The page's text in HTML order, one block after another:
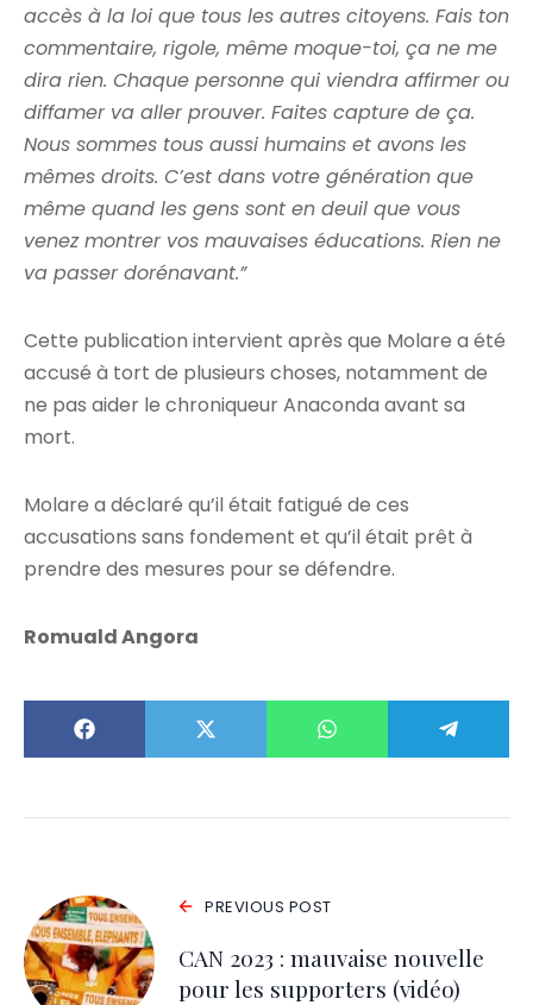
accès à la loi que tous les autres citoyens. Fais ton
commentaire, rigole, même moque-toi, ça ne me
dira rien. Chaque personne qui viendra affirmer ou
diffamer va aller prouver. Faites capture de ça.
Nous sommes tous aussi humains et avons les
mêmes droits. C’est dans votre génération que
même quand les gens sont en deuil que vous
venez montrer vos mauvaises éducations. Rien ne
va passer dorénavant.”
Cette publication intervient après que Molare a été
accusé à tort de plusieurs choses, notamment de
ne pas aider le chroniqueur Anaconda avant sa
mort.
Molare a déclaré qu’il était fatigué de ces
accusations sans fondement et qu’il était prêt à
prendre des mesures pour se défendre.
Romuald Angora
PREVIOUS POST
CAN 2023 : mauvaise nouvelle
pour les supporters (vidéo)